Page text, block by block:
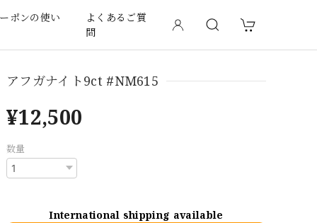
ポンの使い
よくあるご質
問
アフガナイト9ct #NM615
¥12,500
数量
International shipping available